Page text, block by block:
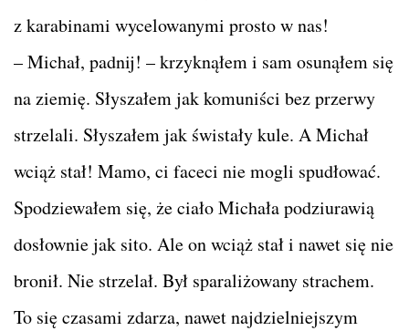
z karabinami wycelowanymi prosto w nas!
– Michał, padnij! – krzyknąłem i sam osunąłem się
na ziemię. Słyszałem jak komuniści bez przerwy
strzelali. Słyszałem jak świstały kule. A Michał
wciąż stał! Mamo, ci faceci nie mogli spudłować.
Spodziewałem się, że ciało Michała podziurawią
dosłownie jak sito. Ale on wciąż stał i nawet się nie
bronił. Nie strzelał. Był sparaliżowany strachem.
To się czasami zdarza, nawet najdzielniejszym